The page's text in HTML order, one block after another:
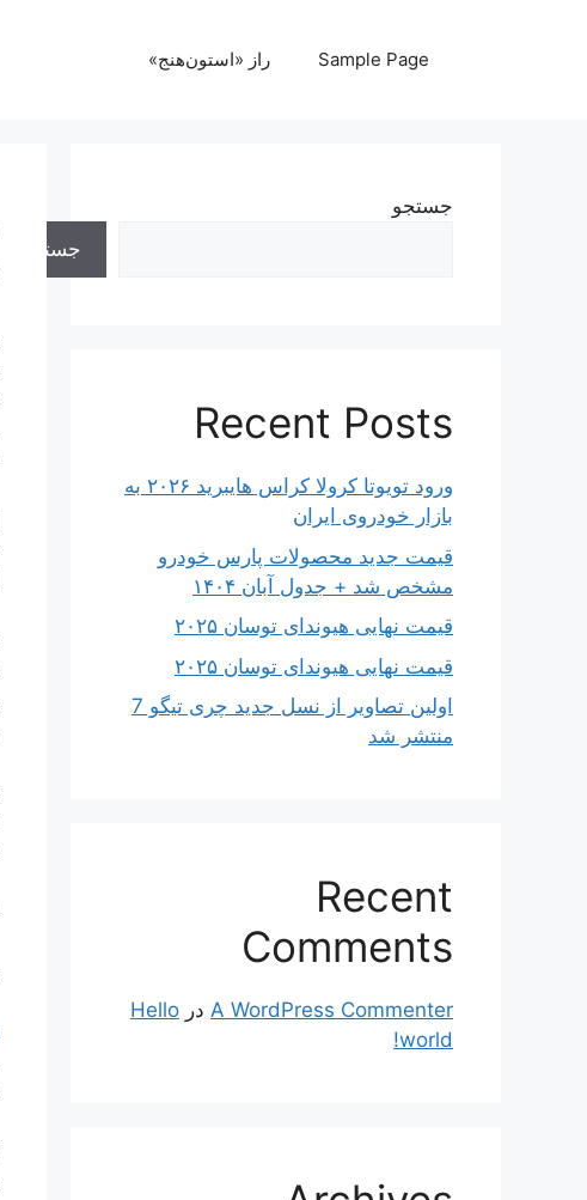
Sample Page راز «استون‌هنج»
جستجو
جستجو
Recent Posts
ورود تویوتا کرولا کراس هایبرید ۲۰۲۶ به
بازار خودروی ایران
قیمت جدید محصولات پارس خودرو
مشخص شد + جدول آبان ۱۴۰۴
قیمت نهایی هیوندای توسان ۲۰۲۵
قیمت نهایی هیوندای توسان ۲۰۲۵
اولین تصاویر از نسل جدید چری تیگو 7
منتشر شد
Recent
Comments
A WordPress Commenter در Hello
world!